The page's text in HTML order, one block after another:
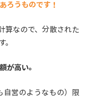
ろうものです！
算なので、分散された
。
が高い。
自営のようなもの）限